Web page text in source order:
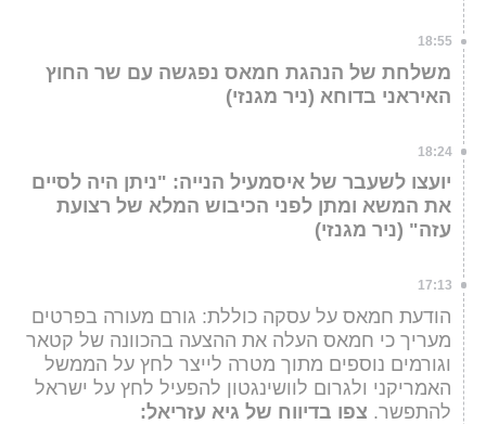
18:55
משלחת של הנהגת חמאס נפגשה עם שר החוץ
האיראני בדוחא (ניר מגנזי)
18:24
יועצו לשעבר של איסמעיל הנייה: "ניתן היה לסיים
את המשא ומתן לפני הכיבוש המלא של רצועת
עזה" (ניר מגנזי)
17:13
הודעת חמאס על עסקה כוללת: גורם מעורה בפרטים
מעריך כי חמאס העלה את ההצעה בהכוונה של קטאר
וגורמים נוספים מתוך מטרה לייצר לחץ על הממשל
האמריקני ולגרום לוושינגטון להפעיל לחץ על ישראל
להתפשר. צפו בדיווח של גיא עזריאל: